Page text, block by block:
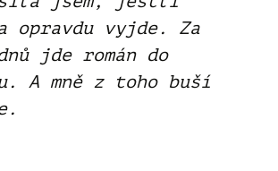
opravdu vyjde. Za
jde román do
A mně z toho buší